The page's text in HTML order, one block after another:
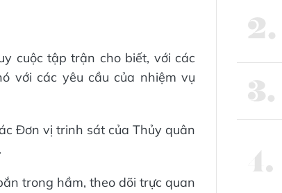
cuộc tập trận cho biết, với các
với các yêu cầu của nhiệm vụ
Đơn vị trinh sát của Thủy quân
trong hầm, theo dõi trực quan